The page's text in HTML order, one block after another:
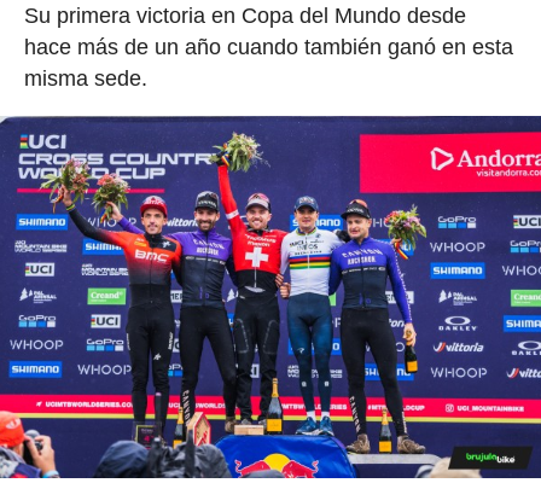
Su primera victoria en Copa del Mundo desde
hace más de un año cuando también ganó en esta
misma sede.